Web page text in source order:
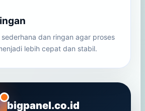
dan ringan agar proses
lebih cepat dan stabil.
bigpanel.co.id